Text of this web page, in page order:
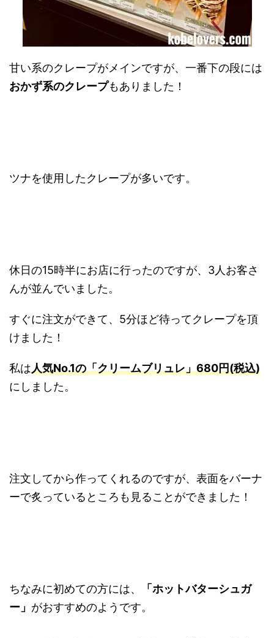
甘い系のクレープがメインですが、一番下の段には
おかず系のクレープもありました！
ツナを使用したクレープが多いです。
休日の15時半にお店に行ったのですが、3人お客さ
んが並んでいました。
すぐに注文ができて、5分ほど待ってクレープを頂
けました！
私は人気No.1の「クリームブリュレ」680円(税込)
にしました。
注文してから作ってくれるのですが、表面をバーナ
ーで炙っているところも見ることができました！
ちなみに初めての方には、
「ホットバターシュガ
ー」 がおすすめのようです。